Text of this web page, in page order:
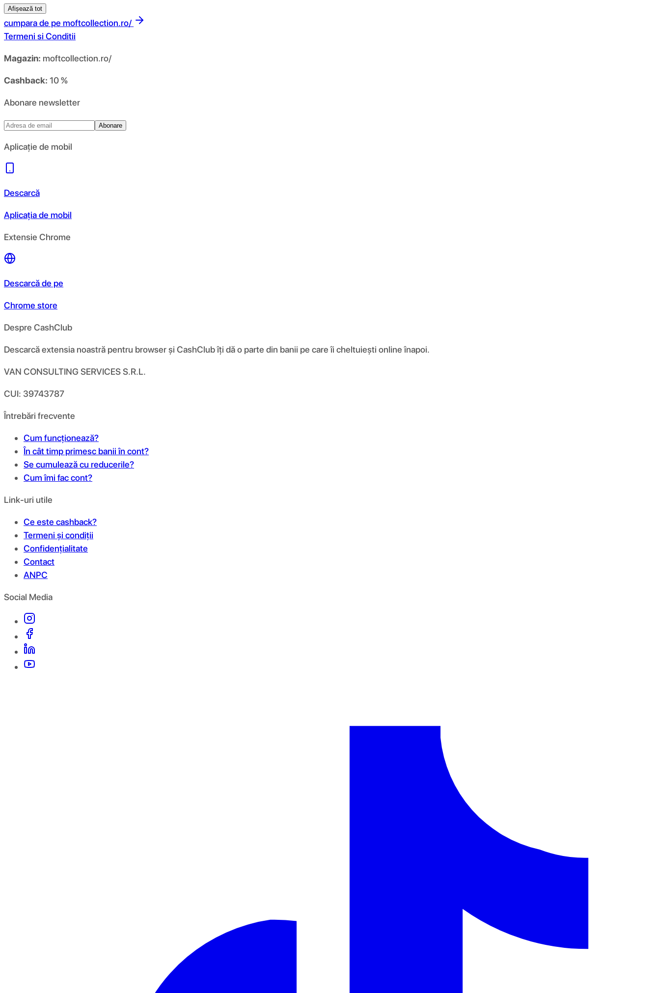
Afișează tot
cumpara de pe moftcollection.ro/
Termeni si Conditii
Magazin: moftcollection.ro/
Cashback: 10 %
Abonare newsletter
Abonare
Aplicație de mobil
Descarcă
Aplicația de mobil
Extensie Chrome
Descarcă de pe
Chrome store
Despre CashClub
Descarcă extensia noastră pentru browser și CashClub îți dă o parte din banii pe care îi cheltuiești online înapoi.
VAN CONSULTING SERVICES S.R.L.
CUI: 39743787
Întrebări frecvente
Cum funcționează?
În cât timp primesc banii în cont?
Se cumulează cu reducerile?
Cum îmi fac cont?
Link-uri utile
Ce este cashback?
Termeni și condiții
Confidențialitate
Contact
ANPC
Social Media